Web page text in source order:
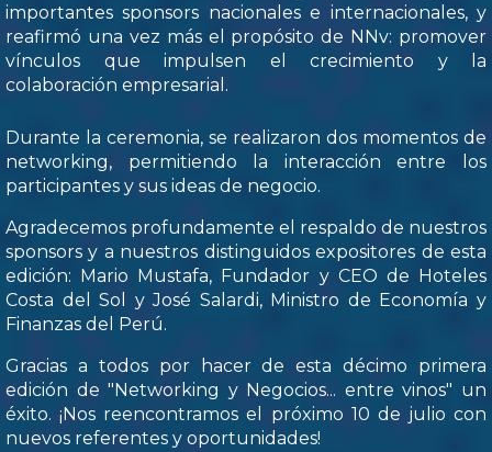
importantes sponsors nacionales e internacionales, y
reafirmó una vez más el propósito de NNv: promover
vínculos que impulsen el crecimiento y la
colaboración empresarial.
Durante la ceremonia, se realizaron dos momentos de
networking, permitiendo la interacción entre los
participantes y sus ideas de negocio.
Agradecemos profundamente el respaldo de nuestros
sponsors y a nuestros distinguidos expositores de esta
edición: Mario Mustafa, Fundador y CEO de Hoteles
Costa del Sol y José Salardi, Ministro de Economía y
Finanzas del Perú.
Gracias a todos por hacer de esta décimo primera
edición de "Networking y Negocios... entre vinos" un
éxito. ¡Nos reencontramos el próximo 10 de julio con
nuevos referentes y oportunidades!